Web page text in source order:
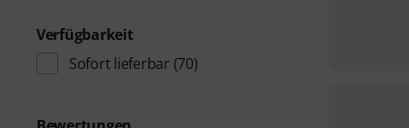
Verfügbarkeit
Sofort lieferbar (70)